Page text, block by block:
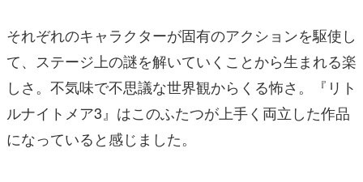
それぞれのキャラクターが固有のアクションを駆使し
て、ステージ上の謎を解いていくことから生まれる楽
しさ。不気味で不思議な世界観からくる怖さ。『リト
ルナイトメア3』はこのふたつが上手く両立した作品
になっていると感じました。